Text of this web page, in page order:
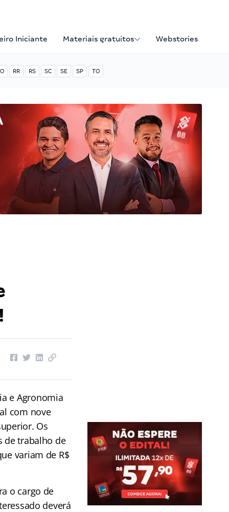
Iniciante Materiais gratuitos Webstories
RR RS SC SE SP TO
e Agronomia
com nove
Os
de trabalho de
variam de R$
o cargo de
deverá